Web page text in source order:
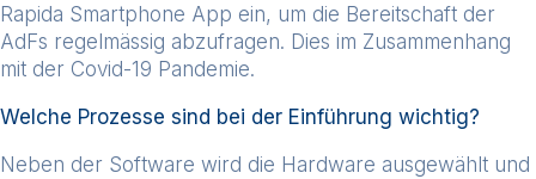
Rapida Smartphone App ein, um die Bereitschaft der
AdFs regelmässig abzufragen. Dies im Zusammenhang
mit der Covid-19 Pandemie.
Welche Prozesse sind bei der Einführung wichtig?
Neben der Software wird die Hardware ausgewählt und